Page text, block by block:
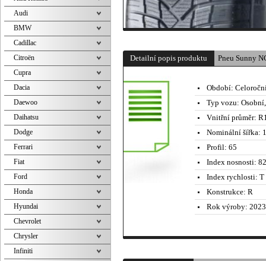
Detailní popis produktu Pneu Sunny
Období:
Typ vozu:
Vnitřní průměr:
Nominální šířka:
Profil: 65
Index nosnosti:
Index rychlosti: T
Konstrukce: R
Rok výroby:
Audi
BMW
Cadillac
Citroën
Cupra
Dacia
Daewoo
Daihatsu
Dodge
Ferrari
Fiat
Ford
Honda
Hyundai
Chevrolet
Chrysler
Infiniti